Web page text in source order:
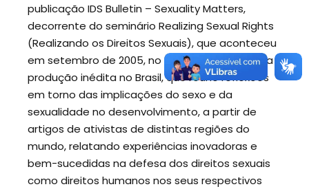
publicação IDS Bulletin – Sexuality Matters,
decorrente do seminário Realizing Sexual Rights
(Realizando os Direitos Sexuais), que aconteceu
em setembro de 2005, no IDS. Trata-se de uma
produção inédita no Brasil, que reúne reflexões
em torno das implicações do sexo e da
sexualidade no desenvolvimento, a partir de
artigos de ativistas de distintas regiões do
mundo, relatando experiências inovadoras e
bem-sucedidas na defesa dos direitos sexuais
como direitos humanos nos seus respectivos